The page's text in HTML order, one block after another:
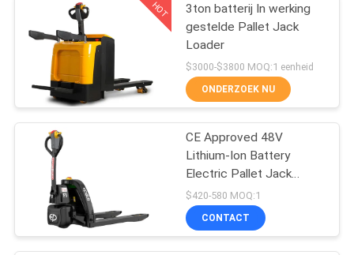
VIDEOS
ONGEVEER
ONS
FABRIEKSREIS
KWALITEITSCONTROLE
Semi Elektrische
Palletstapelaar
29
HOT
3ton batterij In werking
gestelde Pallet Jack
Loader
$3000-$3800 MOQ:1 eenheid
ONDERZOEK NU
CE Approved 48V
Lithium-Ion Battery
Electric Pallet Jack
Affordable Warehouse
Forklift
$420-580 MOQ:1
CONTACT